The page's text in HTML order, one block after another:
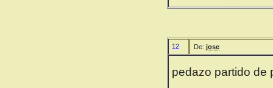
12 De: jose
pedazo partido de